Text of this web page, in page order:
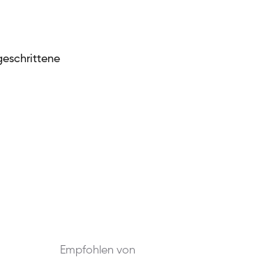
Empfohlen von